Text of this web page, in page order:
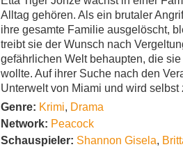
Alltag gehören. Als ein brutaler
ihre gesamte Familie ausgelöscht,
treibt sie der Wunsch nach
gefährlichen Welt behaupten, die
wollte. Auf ihrer Suche nach den
Unterwelt von Miami und wird selbst
Genre: Krimi, Drama
Network: Peacock
Schauspieler: Shannon Gisela,